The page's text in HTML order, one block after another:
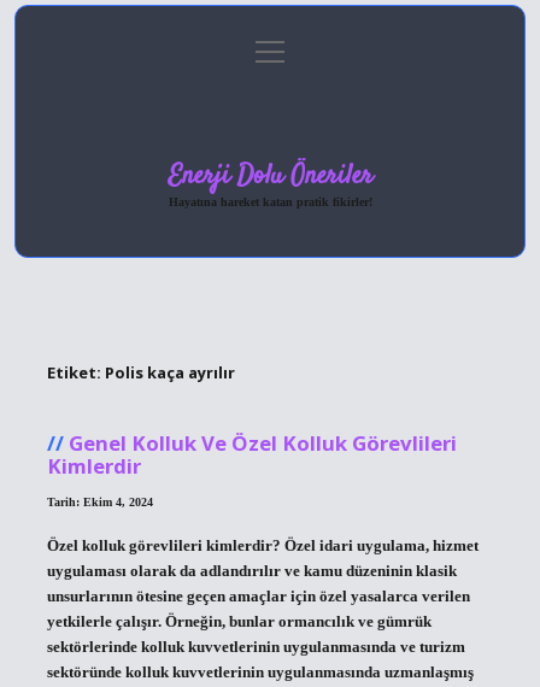
Gizlilik Politikası
menüyü
aç
Enerji Dolu Öneriler
Hayatına hareket katan pratik fikirler!
Etiket: Polis kaça ayrılır
Genel Kolluk Ve Özel Kolluk Görevlileri
Kimlerdir
Tarih: Ekim 4, 2024
Özel kolluk görevlileri kimlerdir? Özel idari uygulama, hizmet
uygulaması olarak da adlandırılır ve kamu düzeninin klasik
unsurlarının ötesine geçen amaçlar için özel yasalarca verilen
yetkilerle çalışır. Örneğin, bunlar ormancılık ve gümrük
sektörlerinde kolluk kuvvetlerinin uygulanmasında ve turizm
sektöründe kolluk kuvvetlerinin uygulanmasında uzmanlaşmış